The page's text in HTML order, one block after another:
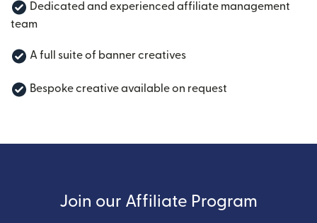
Dedicated and experienced affiliate management
team
A full suite of banner creatives
Bespoke creative available on request
Join our Affiliate Program